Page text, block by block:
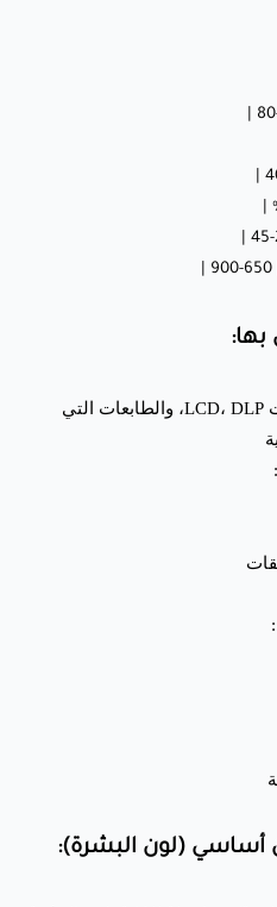
:
مفصلة للغاية بلون
نماذج أولية للمنتجات التي
أو الأجهزة الطبية.
المعمارية.
بها:
🖨️ التوافق مع الطابعات : طابعات LCD، DLP، والطابعات التي